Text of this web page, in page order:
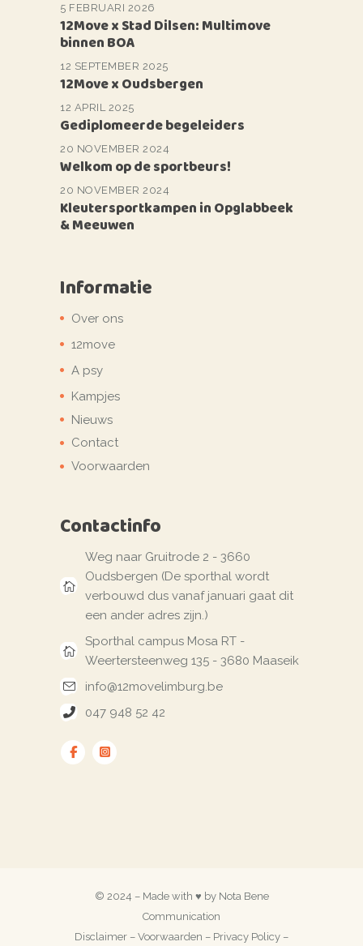
5 FEBRUARI 2026
12Move x Stad Dilsen: Multimove
binnen BOA
12 SEPTEMBER 2025
12Move x Oudsbergen
12 APRIL 2025
Gediplomeerde begeleiders
20 NOVEMBER 2024
Welkom op de sportbeurs!
20 NOVEMBER 2024
Kleutersportkampen in Opglabbeek
& Meeuwen
Informatie
Over ons
12move
A psy
Kampjes
Nieuws
Contact
Voorwaarden
Contactinfo
Weg naar Gruitrode 2 - 3660
Oudsbergen (De sporthal wordt
verbouwd dus vanaf januari gaat dit
een ander adres zijn.)
Sporthal campus Mosa RT -
Weertersteenweg 135 - 3680 Maaseik
info@12movelimburg.be
047 948 52 42
© 2024 – Made with ♥ by Nota Bene
Communication
Disclaimer – Voorwaarden – Privacy Policy –